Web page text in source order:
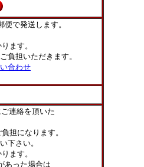
で発送します。
ます。
担いただきます。
合わせ
連絡を頂いた
になります。
さい。
ます。
あった場合は